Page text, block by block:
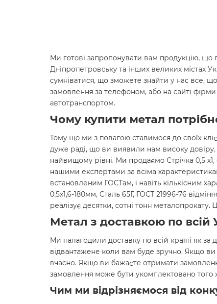
Ми готові запропонувати вам продукцію, що
Дніпропетровську та інших великих містах
сумніватися, що зможете знайти у нас все,
замовлення за телефоном, або на сайті
автотранспортом.
Чому купити метал
Тому що ми з повагою ставимося до своїх
дуже раді, що ви виявили нам високу
найвищому рівні. Ми продаємо Стрічка 0,5 х1,
нашими експертами за всіма
встановленим ГОСТам, і навіть кількісним
0,5х1,6-180мм, Сталь 65Г, ГОСТ 21996-76
реалізує десятки, сотні тонн
Метал з доставкою по всій
Ми налагодили доставку по всій країні як
відвантажене коли вам буде зручно. Якщо
вчасно. Якщо ви бажаєте отримати
замовлення може бути укомплектовано того
Чим ми відрізняємося від